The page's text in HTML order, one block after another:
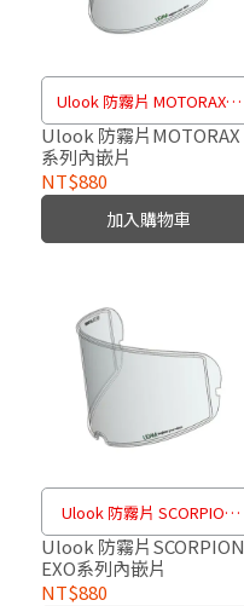
Ulook 防霧片 MOTORAX系
列內嵌片
Ulook 防霧片MOTORAX
系列內嵌片
NT$880
加入購物車
Ulook 防霧片 SCORPION
EXO系列內嵌片
Ulook 防霧片SCORPION
EXO系列內嵌片
NT$880